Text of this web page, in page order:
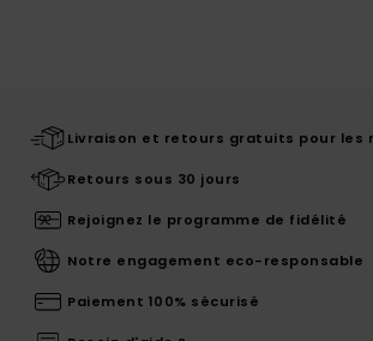
Livraison et retours gratuits pour les
Retours sous 30 jours
Rejoignez le programme de fidélité
Notre engagement eco-responsable
Paiement 100% sécurisé